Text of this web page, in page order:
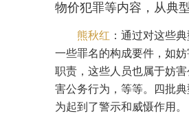
物价犯罪等内容，从典
熊秋红 ：通过对这些
一些罪名的构成要件，如
职责，这些人员也属于妨
害公务行为，等等。四批
为起到了警示和威慑作用。